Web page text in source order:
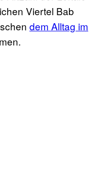
Viertel Bab
dem Alltag im